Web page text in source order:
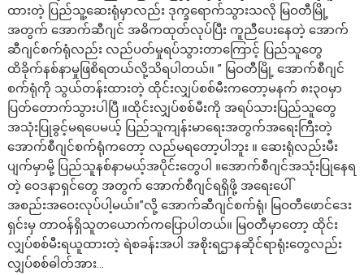
ထားတဲ့ ပြည်သူ့ဆေးရုံမှာလည်း ဒုက္ခရောက်သွားသလို မြဝတီမြို့
အတွက် အောက်ဆီဂျင် အဓိကထုတ်လုပ်ပြီး ကူညီပေးနေတဲ့ အောက်
ဆီဂျင်စက်ရုံလည်း လည်ပတ်မှုရပ်သွားတာကြောင့် ပြည်သူတွေ
ထိခိုက်နစ်နာမှုဖြစိရတယ်လို့သိရပါတယ်။ ” မြဝတီမြို့ အောက်စီဂျင်
စက်ရုံကို သွယ်တန်းထားတဲ့ ထိုင်းလျှပ်စစ်မီးကတော့မနက် ၈း၃၀မှာ
ပြတ်တောက်သွားပါပြီ ။ထိုင်းလျှပ်စစ်မီးကို အရပ်သားပြည်သူတွေ
အသုံးပြုခွင့်မရပေမယ့် ပြည်သူကျန်းမာရေးအတွက်အရေးကြီးတဲ့
အောက်စီဂျင်စက်ရုံကတော့ လည်မရတော့ပါဘူး ။ ဆေးရုံလည်းမီး
ပျက်မှာမို့ ပြည်သူနစ်နာမယ့်အပိုင်းတွေပါ ။အောက်စီဂျင်အသုံးပြုနေရ
တဲ့ ဝေဒနာရှင်တွေ အတွက် အောက်စီဂျင်ရရှိဖို့ အရေးပေါ်
အစည်းအဝေးလုပ်ပါ့မယ်။”လို့ အောက်ဆီဂျင်စက်ရုံ၊ မြဝတီဖောင်ဒေး
ရှင်းမှ တာဝန်ရှိသူတယောက်ကပြောပါတယ်။ မြဝတီမှာတော့ ထိုင်း
လျှပ်စစ်မီးရယူထားတဲ့ ရဲစခန်းအပါ အစိုးရဌာနဆိုင်ရာရုံးတွေလည်း
လျှပ်စစ်ဓါတ်အား…